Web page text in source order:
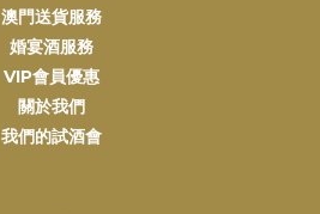
澳門送貨服務
婚宴酒服務
VIP會員優惠
關於我們
我們的試酒會